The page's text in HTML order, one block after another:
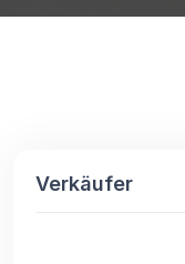
Verkäufer